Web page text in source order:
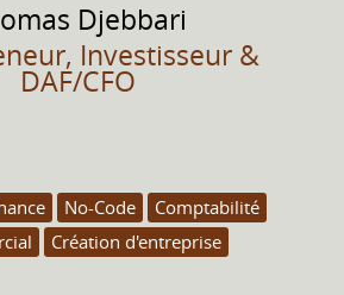
Djebbari
Investisseur &
DAF/CFO
No-Code
Comptabilité
Création d'entreprise